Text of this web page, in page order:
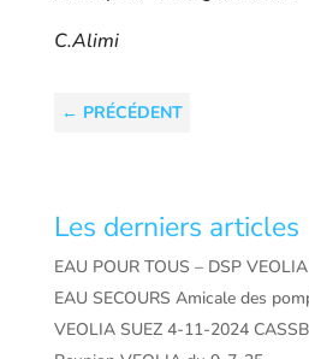
C.Alimi
← PRÉCÉDENT
Les derniers articles
EAU POUR TOUS – DSP
EAU SECOURS Amicale des
VEOLIA SUEZ 4-11-2024 CASSB